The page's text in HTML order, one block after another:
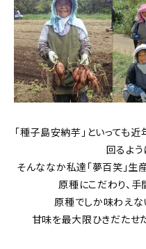
｢種子島安納芋｣といっても
回るよう
そんななか私達｢夢百笑｣生
原種にこだわり、手
原種でしか味わえな
甘味を最大限ひきだたせ